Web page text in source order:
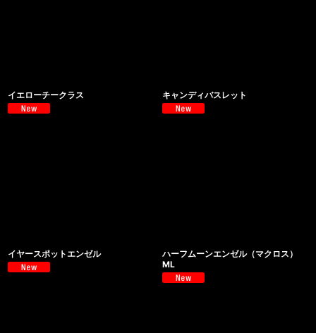
イエローチークラス キャンディバスレット
イヤースポットエンゼル
ハーフムーンエンゼル（マクロス）
ML